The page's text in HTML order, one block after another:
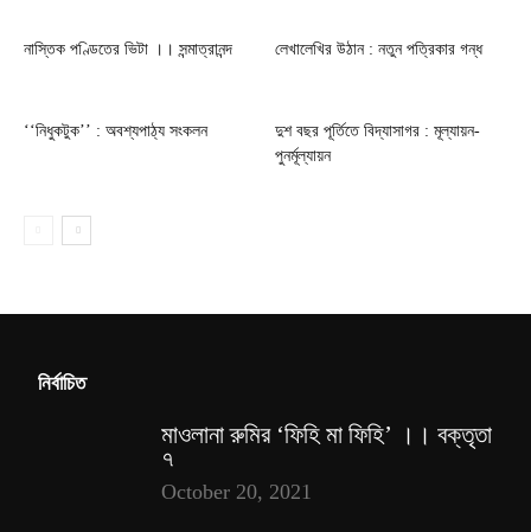
নাস্তিক পণ্ডিতের ভিটা ।। সন্মাত্রানন্দ লেখালেখির উঠান : নতুন পত্রিকার গন্ধ
‘‘নিধুকটুক’’ : অবশ্যপাঠ্য সংকলন
দুশ বছর পূর্তিতে বিদ্যাসাগর : মূল্যায়ন-
পুনর্মূল্যায়ন
নির্বাচিত
মাওলানা রুমির ‘ফিহি মা ফিহি’ ।। বক্তৃতা
৭
October 20, 2021